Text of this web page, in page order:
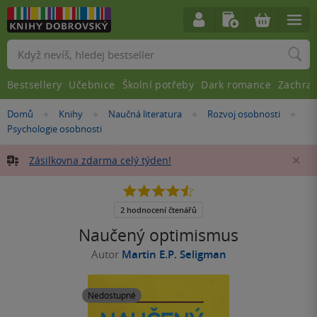
Nacházíte
se
Domů »Knihy »Naučná literatura »
Rozvoj osobnosti
Psychologie osobnosti
Zásilkovna zdarma celý týden!
Naučený optimismus
Autor Martin E.P. Seligman
Nedostupné
4.5
5
2 hodnocení čtenářů
Vyhledávání
Bestsellery Učebnice Školní potřeby Dark romance